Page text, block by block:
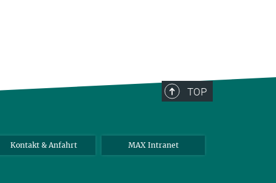
TOP
Kontakt & Anfahrt MAX Intranet